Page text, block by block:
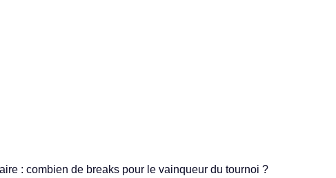
: com­bi­en de breaks pour le vain­queur du tour­noi ?